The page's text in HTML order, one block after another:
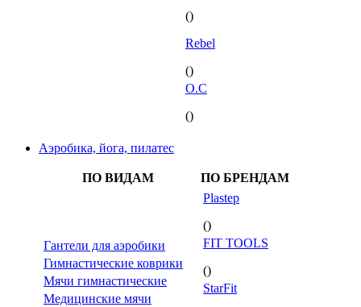
()
Rebel
()
O.C
()
Аэробика, йога, пилатес
ПО ВИДАМ ПО БРЕНДАМ
Гантели для аэробики
Гимнастические коврики
Мячи гимнастические
Медицинские мячи
Plastep
()
FIT TOOLS
()
StarFit